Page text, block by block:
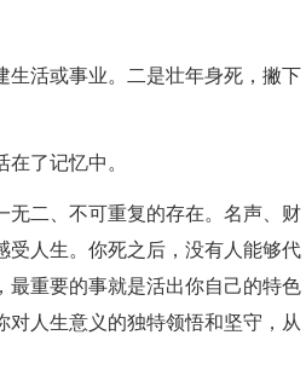
生活或事业。二是壮年身死，撇下
了记忆中。
无二、不可重复的存在。名声、财
受人生。你死之后，没有人能够代
最重要的事就是活出你自己的特色
人生意义的独特领悟和坚守，从